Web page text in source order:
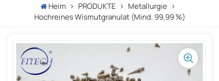
Heim PRODUKTE
Metallurgie
Hochreines Wismutgranulat (mind. 99,99 %)